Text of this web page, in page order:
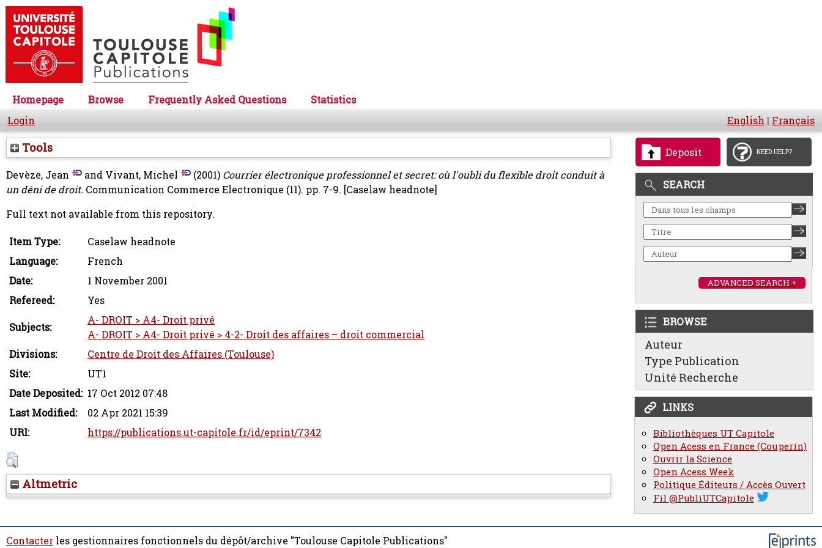
Homepage Browse Frequently Asked Questions
Statistics
Login
English | Français
Deposit NEED HELP?
SEARCH
ADVANCED SEARCH +
BROWSE
Auteur
Type Publication
Unité Recherche
LINKS
Bibliothèques UT Capitole
Open Acess en France (Couperin)
Ouvrir la Science
Open Acess Week
Politique Éditeurs / Accès Ouvert
Fil @PubliUTCapitole
Tools
Devèze, Jean and Vivant, Michel (2001) Courrier électronique professionnel et secret: où l'oubli du flexible droit conduit à
un déni de droit. Communication Commerce Electronique (11). pp. 7-9. [Caselaw headnote]
Full text not available from this repository.
Item Type:
Caselaw headnote
Language:
French
Date:
1 November 2001
Refereed:
Yes
Subjects:
A- DROIT > A4- Droit privé
A- DROIT > A4- Droit privé > 4-2- Droit des affaires – droit commercial
Divisions:
Centre de Droit des Affaires (Toulouse)
Site:
UT1
Date Deposited: 17 Oct 2012 07:48
Last Modified:
02 Apr 2021 15:39
URI:
https://publications.ut-capitole.fr/id/eprint/7342
Altmetric
Contacter les gestionnaires fonctionnels du dépôt/archive "Toulouse Capitole Publications"